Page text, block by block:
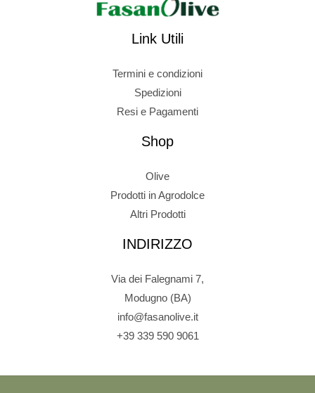
Link Utili
Termini e condizioni
Spedizioni
Resi e Pagamenti
Shop
Olive
Prodotti in Agrodolce
Altri Prodotti
INDIRIZZO
Via dei Falegnami 7,
Modugno (BA)
info@fasanolive.it
+39 339 590 9061